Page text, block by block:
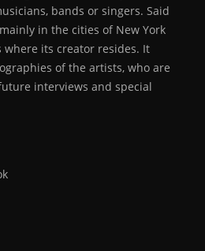
bands or singers. Said
in the cities of New York
where its creator resides. It
of the artists, who are
interviews and special